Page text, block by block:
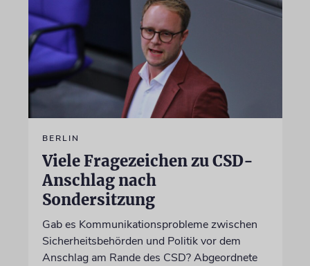
BERLIN
Viele Fragezeichen zu CSD-
Anschlag nach
Sondersitzung
Gab es Kommunikationsprobleme zwischen
Sicherheitsbehörden und Politik vor dem
Anschlag am Rande des CSD? Abgeordnete